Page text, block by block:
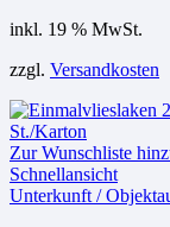
inkl. 19 % MwSt.
zzgl. Versandkosten
Zur Wunschliste
Schnellansicht
Unterkunft /